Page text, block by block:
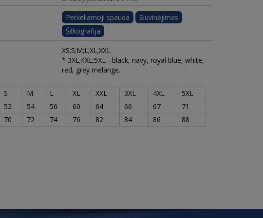
Perkeliamoji spauda
Siuvinėjimas
Šilkografija
XS;S;M;L;XL;XXL
* 3XL;4XL;5XL - black, navy, royal blue, white,
red, grey melange.
S M L XL XXL 3XL 4XL
5XL
52 54 56 60 64 66 67
71
70 72 74 76 82 84 86 88